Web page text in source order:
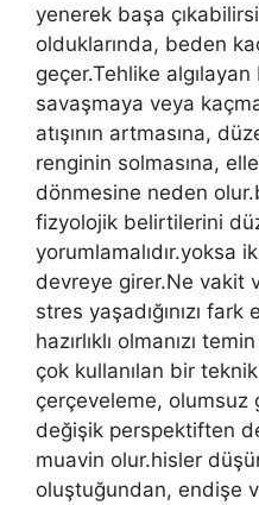
yenerek başa
olduklarında, beden
geçer.Tehlike
savaşmaya veya
atışının artmasına,
renginin solmasına,
dönmesine neden
fizyolojik belirtilerini
yorumlamalıdır.yoksa
devreye girer.Ne vakit
stres yaşadığınızı
hazırlıklı olmanızı
çok kullanılan bir
çerçeveleme, olumsuz
değişik perspektiften
muavin olur.hisler
oluştuğundan, endişe